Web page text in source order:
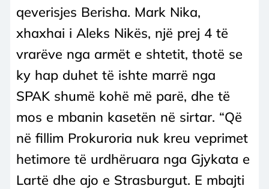
qeverisjes Berisha. Mark Nika,
xhaxhai i Aleks Nikës, një prej 4 të
vrarëve nga armët e shtetit, thotë se
ky hap duhet të ishte marrë nga
SPAK shumë kohë më parë, dhe të
mos e mbanin kasetën në sirtar. “Që
në fillim Prokuroria nuk kreu veprimet
hetimore të urdhëruara nga Gjykata e
Lartë dhe ajo e Strasburgut. E mbajti